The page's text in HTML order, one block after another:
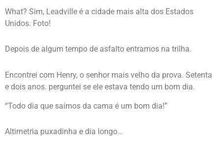
What? Sim, Leadville é a cidade mais alta dos Estados
Unidos. Foto!
Depois de algum tempo de asfalto entramos na trilha.
Encontrei com Henry, o senhor mais velho da prova. Setenta
e dois anos. perguntei se ele estava tendo um bom dia.
“Todo dia que saímos da cama é um bom dia!”
Altimetria puxadinha e dia longo…